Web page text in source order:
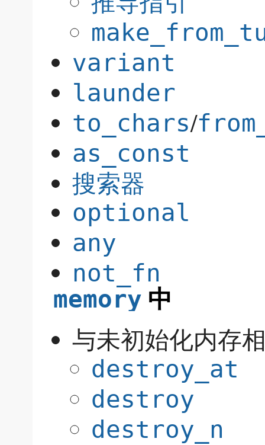
variant
launder
to_chars/
as_const
搜索器
optional
any
not_fn
memory 中
与未初始化内存
destroy_at
destroy
destroy_n